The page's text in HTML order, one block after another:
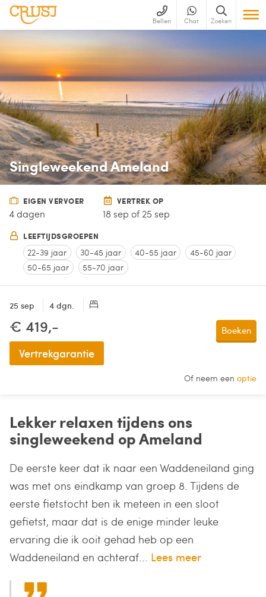
Bellen Chat Zoeken
Singleweekend Ameland
EIGEN VERVOER
4 dagen
VERTREK OP
18 sep of 25 sep
LEEFTIJDSGROEPEN
22-39 jaar 30-45 jaar 40-55 jaar
45-60 jaar
50-65 jaar
55-70 jaar
25 sep 4 dgn.
€ 419,-
Vertrekgarantie
Boeken
Of neem een optie
Lekker relaxen tijdens ons
singleweekend op Ameland
De eerste keer dat ik naar een Waddeneiland ging
was met ons eindkamp van groep 8. Tijdens de
eerste fietstocht ben ik meteen in een sloot
gefietst, maar dat is de enige minder leuke
ervaring die ik ooit gehad heb op een
Waddeneiland en achteraf... Lees meer